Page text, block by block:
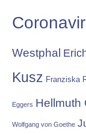
Westphal
Kusz Franziska
Eggers Hellmuth
Wolfgang von Goethe